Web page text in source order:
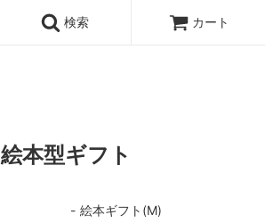
検索 カート
絵本型ギフト
絵本ギフト(M)